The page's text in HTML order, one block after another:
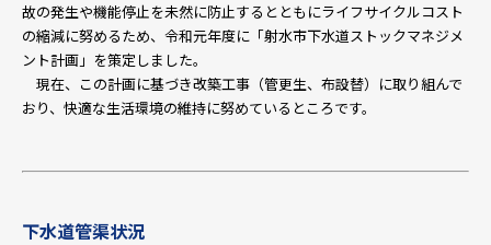
故の発生や機能停止を未然に防止するとともにライフサイクルコスト
の縮減に努めるため、令和元年度に「射水市下水道ストックマネジメ
ント計画」を策定しました。
現在、この計画に基づき改築工事（管更生、布設替）に取り組んで
おり、快適な生活環境の維持に努めているところです。
下水道管渠状況